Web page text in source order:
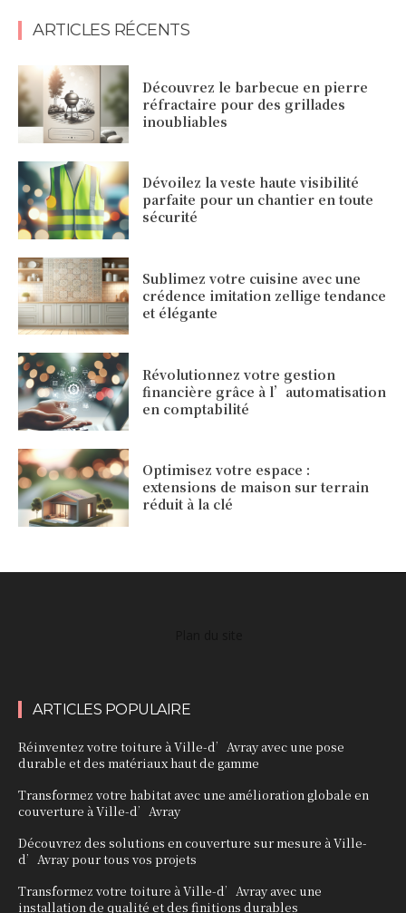
ARTICLES RÉCENTS
Découvrez le barbecue en pierre
réfractaire pour des grillades
inoubliables
Dévoilez la veste haute visibilité
parfaite pour un chantier en toute
sécurité
Sublimez votre cuisine avec une
crédence imitation zellige tendance
et élégante
Révolutionnez votre gestion
financière grâce à l’automatisation
en comptabilité
Optimisez votre espace :
extensions de maison sur terrain
réduit à la clé
ARTICLES POPULAIRE
Réinventez votre toiture à Ville-d’Avray avec une pose
durable et des matériaux haut de gamme
Transformez votre habitat avec une amélioration globale en
couverture à Ville-d’Avray
Découvrez des solutions en couverture sur mesure à Ville-
d’Avray pour tous vos projets
Transformez votre toiture à Ville-d’Avray avec une
installation de qualité et des finitions durables